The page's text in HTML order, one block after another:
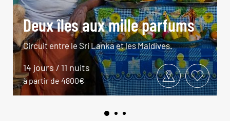
Deux îles aux mille parfums
Circuit entre le Sri Lanka et les Maldives.
14 jours / 11 nuits
à partir de 4800€